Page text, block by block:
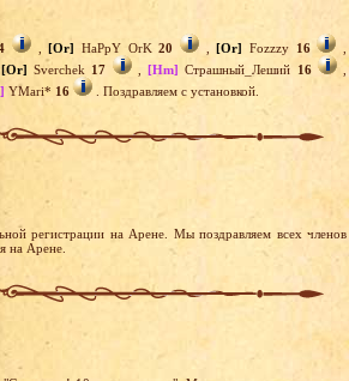
,[Or] HaPpY OrK20 ,[Or] Fozzzy 16
[Or] Sverchek 17 ,[Hm] Страшный_Леший 16
,
YMari* 16 . Поздравляем с установкой.
регистрации на Арене. Мы поздравляем всех членов
на Арене.